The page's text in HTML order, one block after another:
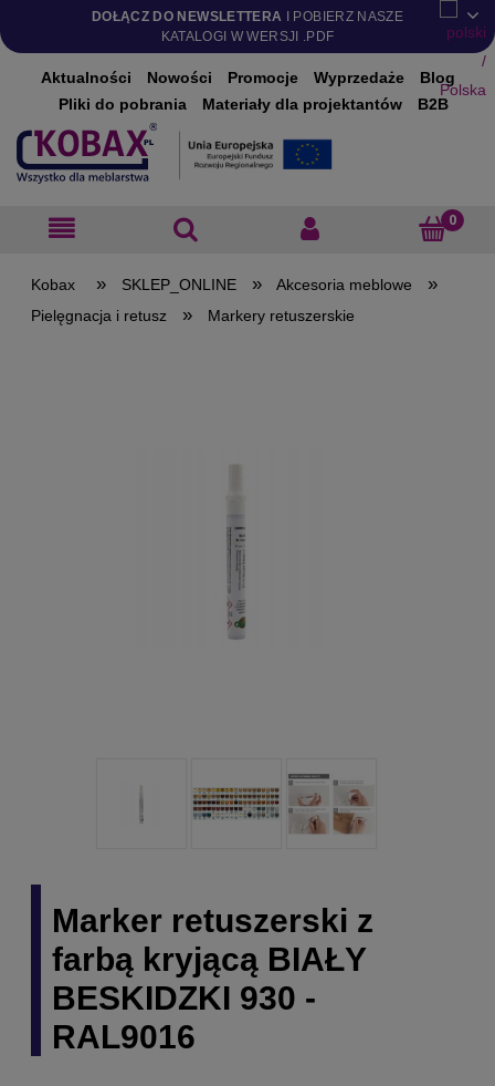
DOŁĄCZ DO NEWSLETTERA I POBIERZ NASZE
KATALOGI W WERSJI .PDF
Aktualności Nowości Promocje Wyprzedaże
Blog
Pliki do pobrania
Materiały dla projektantów B2B
» SKLEP_ONLINE » Akcesoria meblowe »
Pielęgnacja i retusz » Markery retuszerskie
Marker retuszerski z
farbą kryjącą BIAŁY
BESKIDZKI 930 -
RAL9016